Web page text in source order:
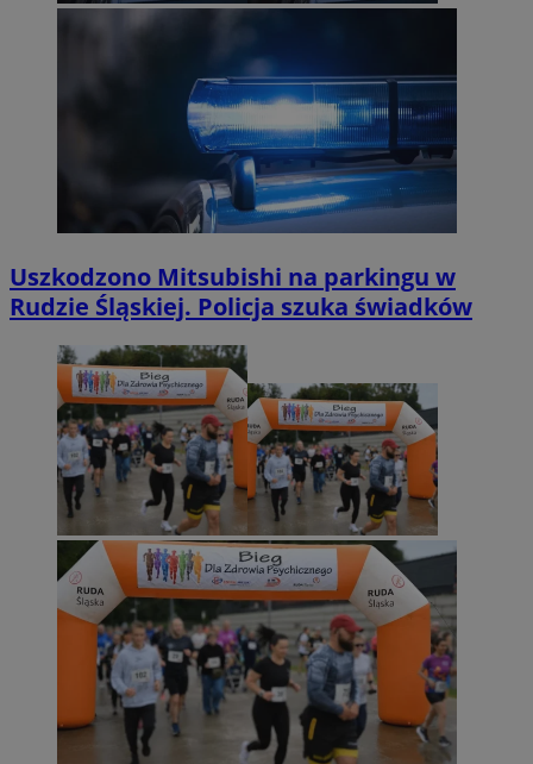
Uszkodzono Mitsubishi na parkingu w
Rudzie Śląskiej. Policja szuka świadków